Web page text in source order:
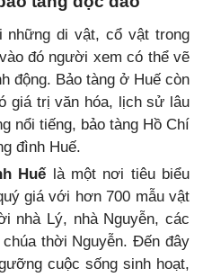
những di vật, cổ vật trong
đó người xem có thể vẽ
động. Bảo tàng ở Huế còn
giá trị văn hóa, lịch sử lâu
nổi tiếng, bảo tàng Hồ Chí
đình Huế.
Huế là một nơi tiêu biểu
giá với hơn 700 mẫu vật
nhà Lý, nhà Nguyễn, các
thời Nguyễn. Đến đây
cuộc sống sinh hoạt,